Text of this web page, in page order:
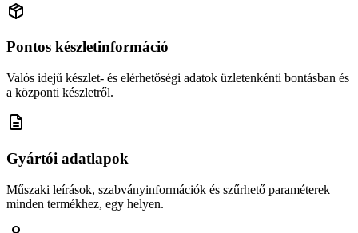
Pontos készletinformáció
Valós idejű készlet- és elérhetőségi adatok üzletenkénti bontásban és
a központi készletről.
Gyártói adatlapok
Műszaki leírások, szabványinformációk és szűrhető paraméterek
minden termékhez, egy helyen.